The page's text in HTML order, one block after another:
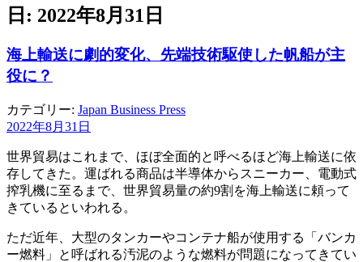
日: 2022年8月31日
海上輸送に劇的変化、先端技術駆使した帆船が主
役に？
カテゴリー: Japan Business Press
2022年8月31日
世界貿易はこれまで、ほぼ全面的と呼べるほど海上輸送に依
存してきた。運ばれる商品は半導体からスニーカー、電動式
搾乳機に至るまで、世界貿易量の約9割を海上輸送に頼って
きているといわれる。
ただ近年、大型のタンカーやコンテナ船が使用する「バンカ
ー燃料」と呼ばれる汚泥のような燃料が問題になってきてい